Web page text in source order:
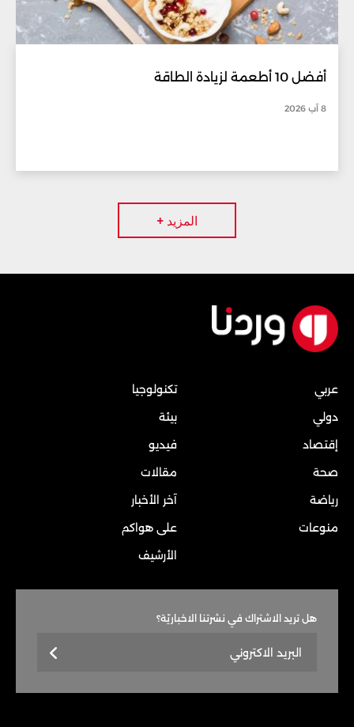
أفضل 10 أطعمة لزيادة الطاقة
8 آب 2026
المزيد +
عربي
دولي
إقتصاد
صحة
رياضة
منوعات
تكنولوجيا
بيئة
فيديو
مقالات
آخر الأخبار
على هواكم
الأرشيف
هل تريد الاشتراك في نشرتنا الاخباريّة؟